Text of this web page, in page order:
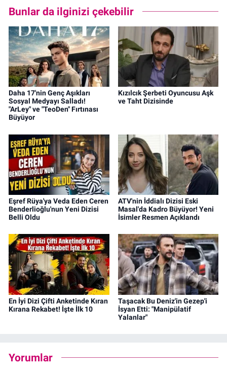
Bunlar da ilginizi çekebilir
Daha 17'nin Genç Aşıkları
Sosyal Medyayı Salladı!
"ArLey" ve "TeoDen" Fırtınası
Büyüyor
Kızılcık Şerbeti Oyuncusu Aşk
ve Taht Dizisinde
Eşref Rüya'ya Veda Eden Ceren
Benderlioğlu'nun Yeni Dizisi
Belli Oldu
ATV'nin İddialı Dizisi Eski
Masal'da Kadro Büyüyor! Yeni
İsimler Resmen Açıklandı
En İyi Dizi Çifti Anketinde Kıran
Kırana Rekabet! İşte İlk 10
Taşacak Bu Deniz'in Gezep'i
İsyan Etti: "Manipülatif
Yalanlar"
Yorumlar